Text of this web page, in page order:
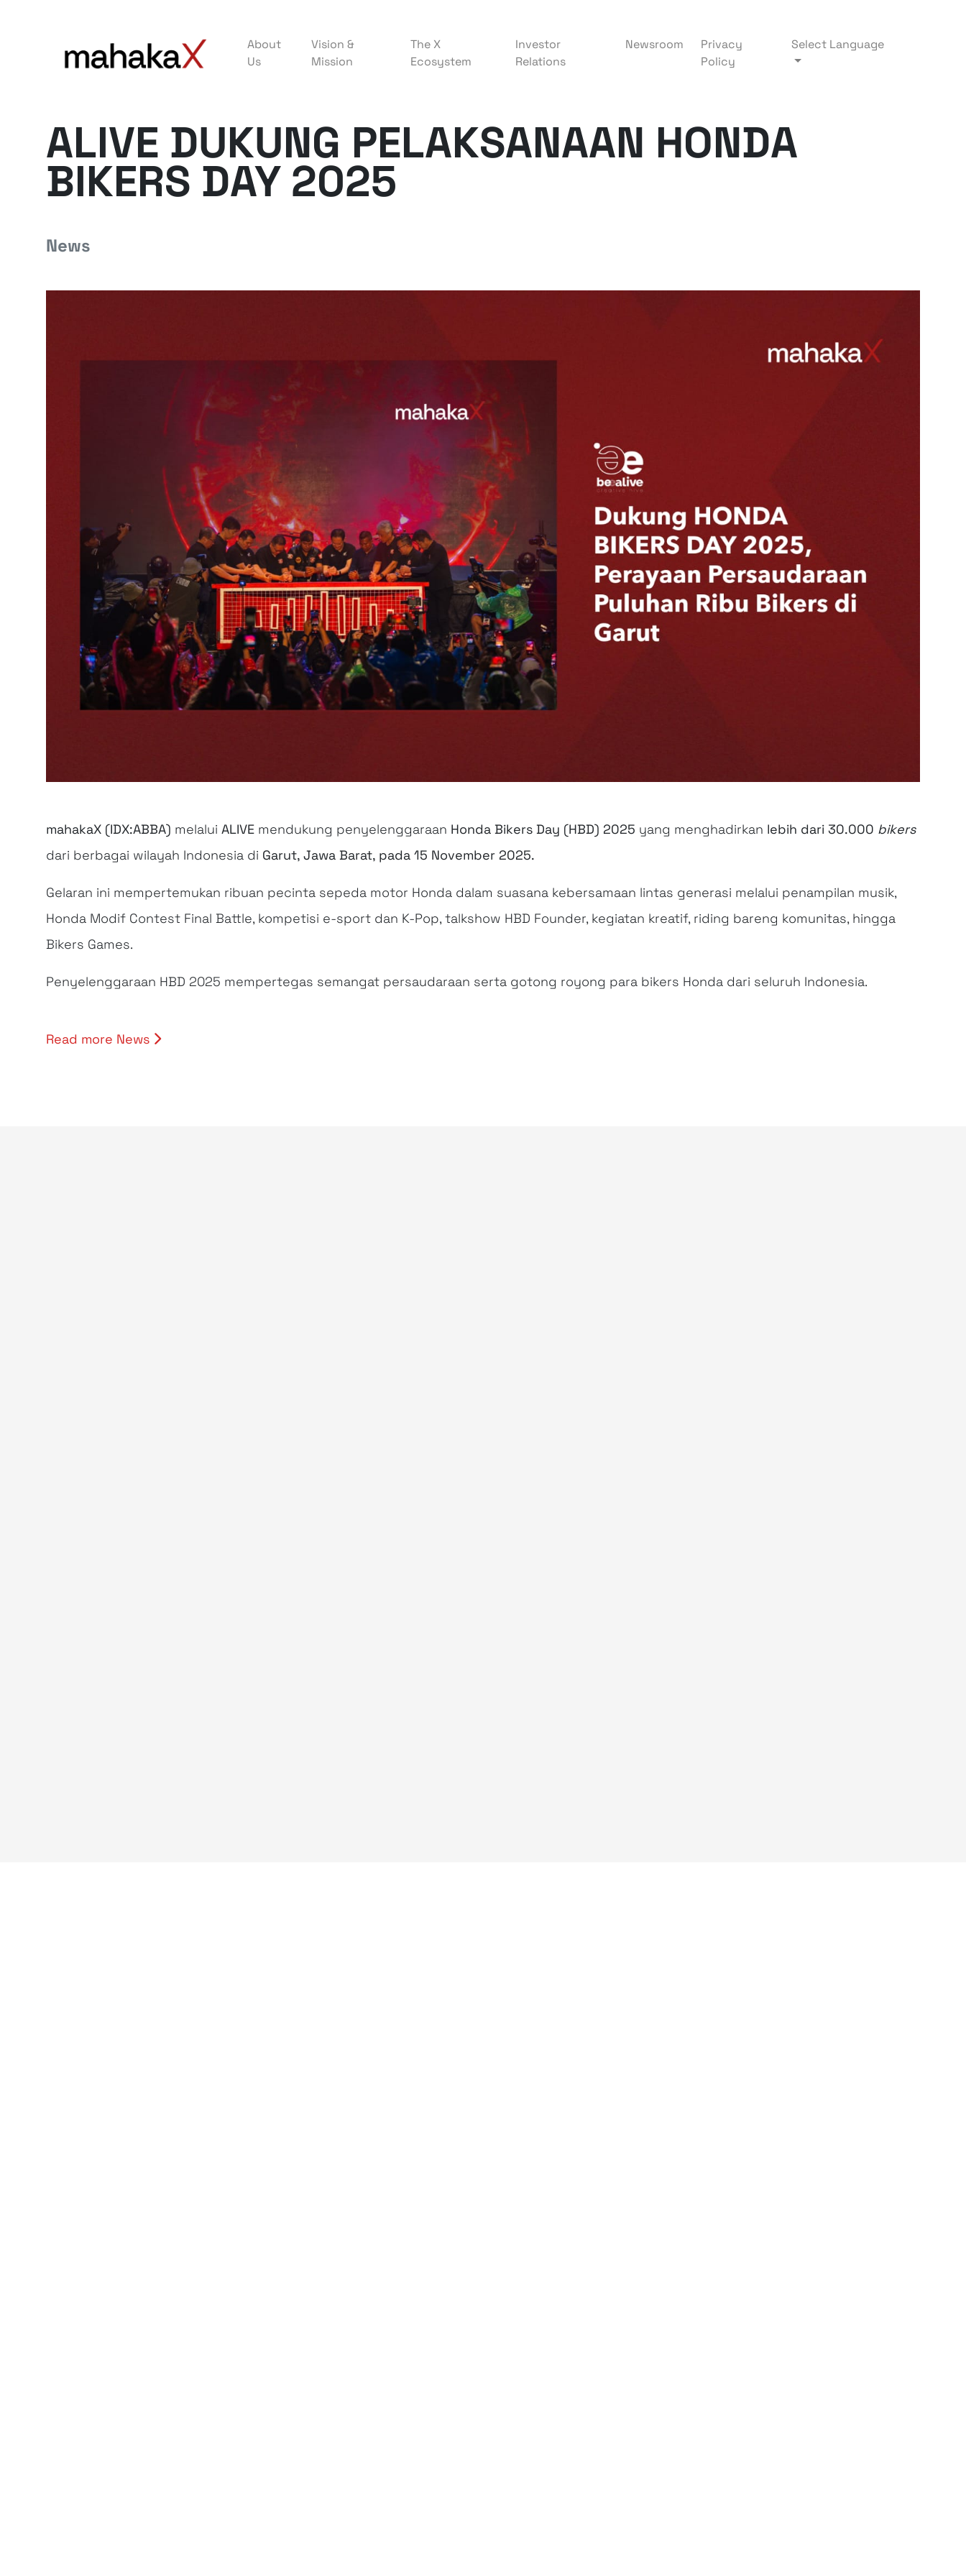
About
Us
Vision &
Mission
The X
Ecosystem
Investor
Relations
Newsroom
Privacy
Policy
Select Language
ALIVE DUKUNG PELAKSANAAN HONDA
BIKERS DAY 2025
News
mahakaX (IDX:ABBA) melalui ALIVE mendukung penyelenggaraan Honda Bikers Day (HBD) 2025 yang menghadirkan lebih dari 30.000 bikers
dari berbagai wilayah Indonesia di Garut, Jawa Barat, pada 15 November 2025.
Gelaran ini mempertemukan ribuan pecinta sepeda motor Honda dalam suasana kebersamaan lintas generasi melalui penampilan musik,
Honda Modif Contest Final Battle, kompetisi e-sport dan K-Pop, talkshow HBD Founder, kegiatan kreatif, riding bareng komunitas, hingga
Bikers Games.
Penyelenggaraan HBD 2025 mempertegas semangat persaudaraan serta gotong royong para bikers Honda dari seluruh Indonesia.
Read more News